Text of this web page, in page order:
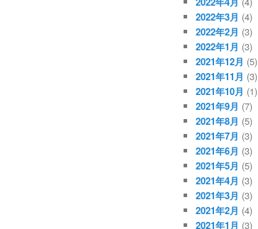
2022年3月 (4)
2022年2月 (3)
2022年1月 (3)
2021年12月 (5)
2021年11月 (3)
2021年10月 (1)
2021年9月 (7)
2021年8月 (5)
2021年7月 (3)
2021年6月 (3)
2021年5月 (5)
2021年4月 (3)
2021年3月 (3)
2021年2月 (4)
2021年1月 (3)